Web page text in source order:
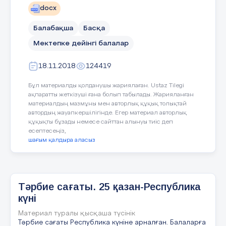
болады. •Құмарлық- бағыт-бағдардың ең
қарапайым биологиялық формасы. •Көзқарас-
эстетикалық, этикалық, жаратылыстану және
адамды әрекетке ықпалдаушы мотивтер
Назарларыңызға рахмет!
Қалдарбек Дияна
дейінгі шағын орталықтың
ортаңғы тобында
22.01.18 – 16.02.18 аралығында
педагогикалық практикадан өтті.
2018 жылдың 1 ақпан күні № 2
ортаңғы тобында «Жолда жүру
ережесі» тақырыбындағы алғашқы
сабағын өтті. Сабақтың барысында
Дияна қызықты ойындар, сайыстар мен
қоса қимыл- қозғлыс ойындарындар,
ойындар ұйымдастырды. Балаларға
мақал- мәтел, тақпақтар жататып,
docx
Балабақша Басқа
Мектепке дейінгі балалар
18.11.2018 124419
Бұл материалды қолданушы жариялаған. Ustaz Tilegi
ақпаратты жеткізуші ғана болып табылады. Жарияланған
материалдың мазмұны мен авторлық құқық толықтай
автордың жауапкершілігінде. Егер материал авторлық
құқықты бұзады немесе сайттан алынуы тиіс деп
есептесеңіз,
шағым қалдыра аласыз
Тәрбие сағаты. 25 қазан-Республика
күні
Материал туралы қысқаша түсінік
Тәрбие сағаты Республика күніне арналған. Балаларға